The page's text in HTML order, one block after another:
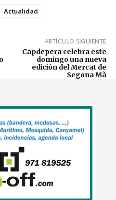
Actualidad
ARTÍCULO SIGUIENTE
Capdepera celebra este
domingo una nueva
edición del Mercat de
Segona Mà